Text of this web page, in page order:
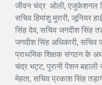
जीवन चंद्र ओली, एजुकेशनल
सचिव हिमांशु मुरारी, जूनियर
सिंह देव, सचिव जगदीश सिंह
जगदीश सिंह अधिकारी, सचिव
प्राथमिक शिक्षक संगठन के
चंद्र भट्ट, पुरानी पेंशन बहाली
मेहता, सचिव प्रकाश सिंह